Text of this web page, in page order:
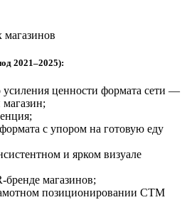
магазинов
2021–2025):
усиления ценности формата сети —
с упором на готовую еду
и ярком визуале
бренде магазинов;
позиционировании СТМ